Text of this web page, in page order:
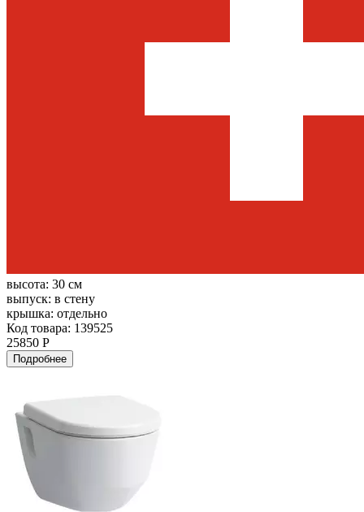
высота: 30 см
выпуск: в стену
крышка: отдельно
Код товара: 139525
25850 Р
Подробнее